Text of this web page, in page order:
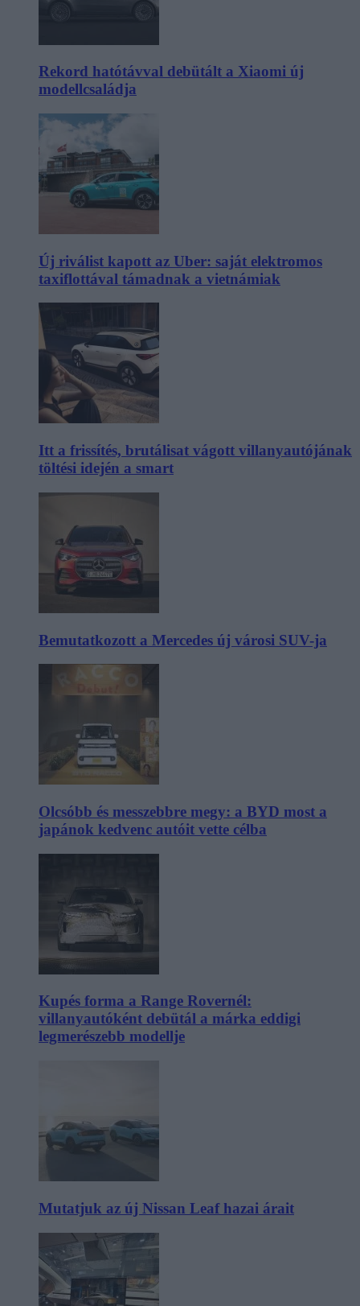
Rekord hatótávval debütált a Xiaomi új
modellcsaládja
Új riválist kapott az Uber: saját elektromos
taxiflottával támadnak a vietnámiak
Itt a frissítés, brutálisat vágott villanyautójának
töltési idején a smart
Bemutatkozott a Mercedes új városi SUV-ja
Olcsóbb és messzebbre megy: a BYD most a
japánok kedvenc autóit vette célba
Kupés forma a Range Rovernél:
villanyautóként debütál a márka eddigi
legmerészebb modellje
Mutatjuk az új Nissan Leaf hazai árait